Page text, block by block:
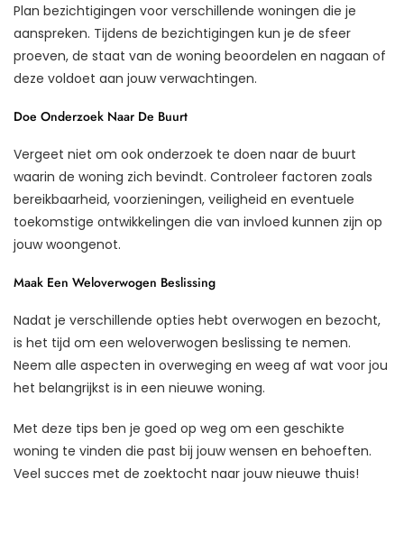
Plan bezichtigingen voor verschillende woningen die je
aanspreken. Tijdens de bezichtigingen kun je de sfeer
proeven, de staat van de woning beoordelen en nagaan of
deze voldoet aan jouw verwachtingen.
Doe Onderzoek Naar De Buurt
Vergeet niet om ook onderzoek te doen naar de buurt
waarin de woning zich bevindt. Controleer factoren zoals
bereikbaarheid, voorzieningen, veiligheid en eventuele
toekomstige ontwikkelingen die van invloed kunnen zijn op
jouw woongenot.
Maak Een Weloverwogen Beslissing
Nadat je verschillende opties hebt overwogen en bezocht,
is het tijd om een weloverwogen beslissing te nemen.
Neem alle aspecten in overweging en weeg af wat voor jou
het belangrijkst is in een nieuwe woning.
Met deze tips ben je goed op weg om een geschikte
woning te vinden die past bij jouw wensen en behoeften.
Veel succes met de zoektocht naar jouw nieuwe thuis!